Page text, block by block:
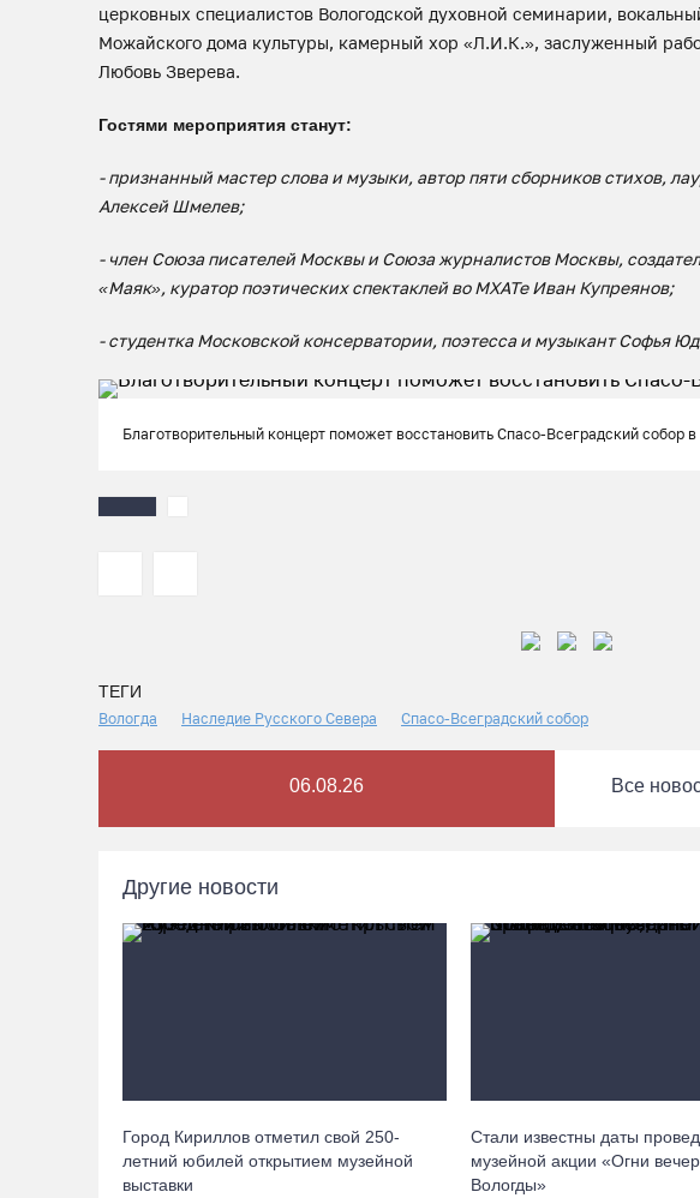
церковных специалистов Вологодской духовной семинарии,
Можайского дома культуры, камерный хор «Л.И.К.», заслуженный
Любовь Зверева.
Гостями мероприятия станут:
- признанный мастер слова и музыки, автор пяти сборников стихов,
Алексей Шмелев;
- член Союза писателей Москвы и Союза журналистов Москвы,
«Маяк», куратор поэтических спектаклей во МХАТе Иван Купреянов;
- студентка Московской консерватории, поэтесса и музыкант Софья
Благотворительный концерт поможет восстановить Спасо-Всеградский собор
ТЕГИ
Вологда Наследие Русского Севера Спасо-Всеградский собор
06.08.26 Все
Другие новости
Город Кириллов отметил свой 250-
летний юбилей открытием музейной
выставки
Стали известны даты
музейной акции «Огни
Вологды»